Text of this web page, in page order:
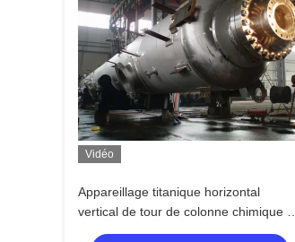
Vidéo
Appareillage titanique horizontal
vertical de tour de colonne chimique de
personnalisation